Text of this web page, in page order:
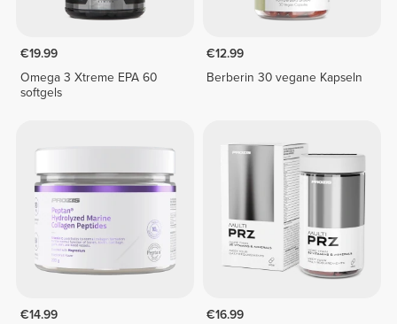
€19.99
Omega 3 Xtreme EPA 60
softgels
€12.99
Berberin 30 vegane Kapseln
€14.99
€16.99